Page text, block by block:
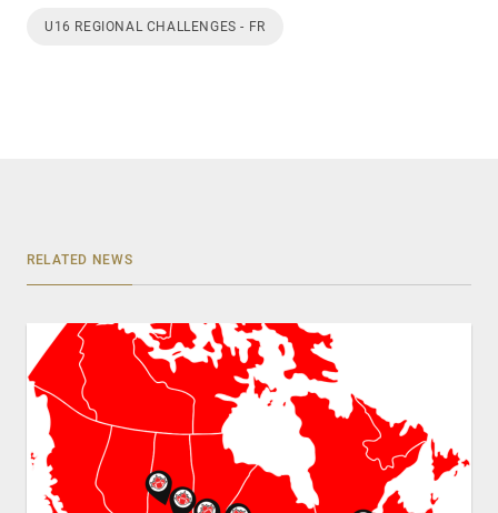
U16 REGIONAL CHALLENGES - FR
RELATED NEWS